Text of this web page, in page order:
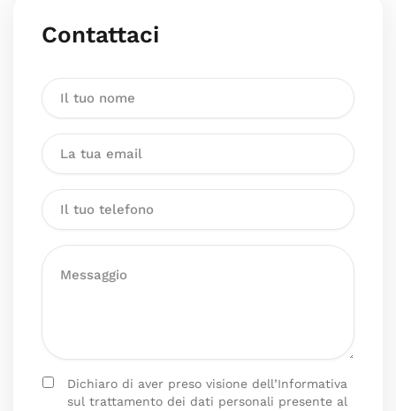
Contattaci
Dichiaro di aver preso visione dell’Informativa
sul trattamento dei dati personali presente al